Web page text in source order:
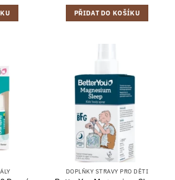
PŘIDAT DO KOŠÍKU
DOPLŇKY STRAVY PRO DĚTI